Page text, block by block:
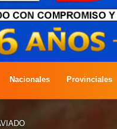
Nacionales Provinciales